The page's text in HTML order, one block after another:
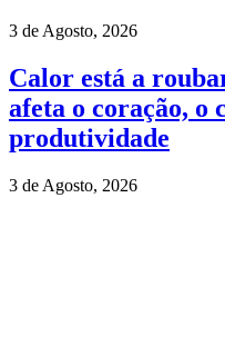
3 de Agosto, 2026
Calor está a
afeta o coração, o
produtividade
3 de Agosto, 2026